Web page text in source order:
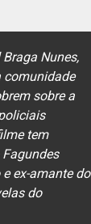
Nunes,
comunidade
sobre a
tem
ex-amante do
do